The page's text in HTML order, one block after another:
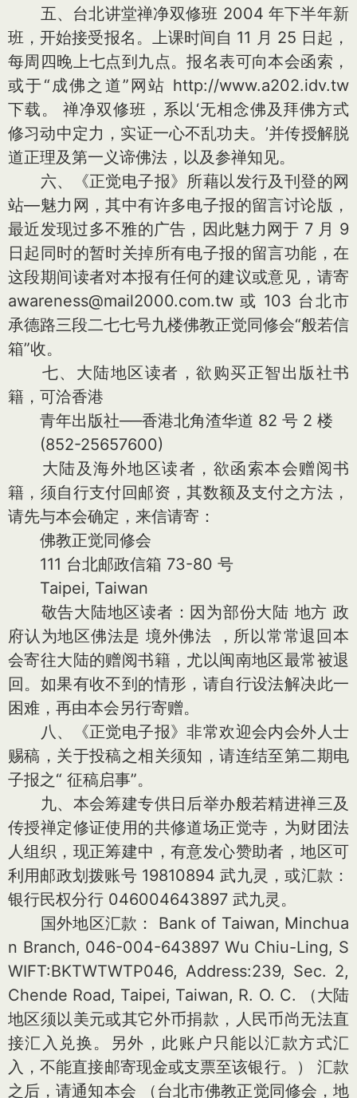
五、台北讲堂禅净双修班 2004 年下半年新
班，开始接受报名。上课时间自 11 月 25 日起，
每周四晚上七点到九点。报名表可向本会函索，
或于“成佛之道”网站 http://www.a202.idv.tw
下载。 禅净双修班，系以‘无相念佛及拜佛方式
修习动中定力，实证一心不乱功夫。’并传授解脱
道正理及第一义谛佛法，以及参禅知见。
六、《正觉电子报》所藉以发行及刊登的网
站—魅力网，其中有许多电子报的留言讨论版，
最近发现过多不雅的广告，因此魅力网于 7 月 9
日起同时的暂时关掉所有电子报的留言功能，在
这段期间读者对本报有任何的建议或意见，请寄
awareness@mail2000.com.tw 或 103 台北市
承德路三段二七七号九楼佛教正觉同修会“般若信
箱”收。
七、大陆地区读者，欲购买正智出版社书
籍，可洽香港
青年出版社──香港北角渣华道 82 号 2 楼
(852-25657600)
大陆及海外地区读者，欲函索本会赠阅书
籍，须自行支付回邮资，其数额及支付之方法，
请先与本会确定，来信请寄：
佛教正觉同修会
111 台北邮政信箱 73-80 号
Taipei, Taiwan
敬告大陆地区读者：因为部份大陆 地方 政
府认为地区佛法是 境外佛法 ，所以常常退回本
会寄往大陆的赠阅书籍，尤以闽南地区最常被退
回。如果有收不到的情形，请自行设法解决此一
困难，再由本会另行寄赠。
八、《正觉电子报》非常欢迎会内会外人士
赐稿，关于投稿之相关须知，请连结至第二期电
子报之“ 征稿启事”。
九、本会筹建专供日后举办般若精进禅三及
传授禅定修证使用的共修道场正觉寺，为财团法
人组织，现正筹建中，有意发心赞助者，地区可
利用邮政划拨账号 19810894 武九灵，或汇款：
银行民权分行 046004643897 武九灵。
国外地区汇款： Bank of Taiwan, Minchua
n Branch, 046-004-643897 Wu Chiu-Ling, S
WIFT:BKTWTWTP046, Address:239, Sec. 2,
Chende Road, Taipei, Taiwan, R. O. C. （大陆
地区须以美元或其它外币捐款，人民币尚无法直
接汇入兑换。另外，此账户只能以汇款方式汇
入，不能直接邮寄现金或支票至该银行。） 汇款
之后，请通知本会 （台北市佛教正觉同修会，地